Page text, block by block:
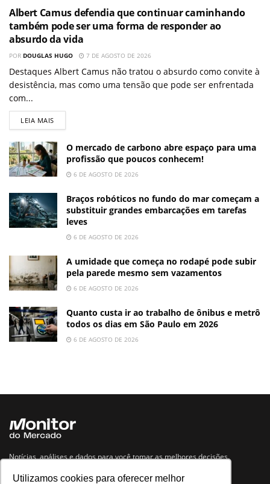
Utilizamos cookies para oferecer melhor
Albert Camus defendia que continuar caminhando
também pode ser uma forma de responder ao
absurdo da vida
POR DOUGLAS HUGO 7 DE AGOSTO DE 2026
Destaques Albert Camus não tratou o absurdo como convite à
desistência, mas como uma tensão que pode ser enfrentada
com...
LEIA MAIS
O mercado de carbono abre espaço para uma
profissão que poucos conhecem!
6 DE AGOSTO DE 2026
Braços robóticos no fundo do mar começam a
substituir grandes embarcações em tarefas
leves
6 DE AGOSTO DE 2026
A umidade que começa no rodapé pode subir
pela parede mesmo sem vazamentos
6 DE AGOSTO DE 2026
Quanto custa ir ao trabalho de ônibus e metrô
todos os dias em São Paulo em 2026
6 DE AGOSTO DE 2026
Notícias, análises e dados para você tomar as melhores decisões.
Navegue no site